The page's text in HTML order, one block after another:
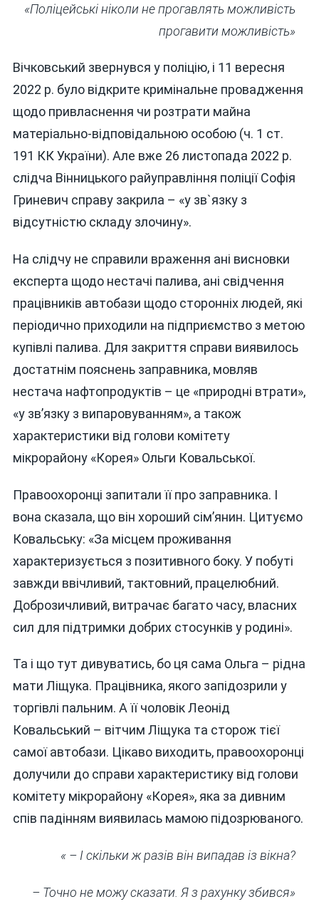
«Поліцейські ніколи не прогавлять можливість
прогавити можливість»
Вічковський звернувся у поліцію, і 11 вересня
2022 р. було відкрите кримінальне провадження
щодо привласнення чи розтрати майна
матеріально-відповідальною особою (ч. 1 ст.
191 КК України). Але вже 26 листопада 2022 р.
слідча Вінницького райуправління поліції Софія
Гриневич справу закрила – «у зв`язку з
відсутністю складу злочину».
На слідчу не справили враження ані висновки
експерта щодо нестачі палива, ані свідчення
працівників автобази щодо сторонніх людей, які
періодично приходили на підприємство з метою
купівлі палива. Для закриття справи виявилось
достатнім пояснень заправника, мовляв
нестача нафтопродуктів – це «природні втрати»,
«у зв’язку з випаровуванням», а також
характеристики від голови комітету
мікрорайону «Корея» Ольги Ковальської.
Правоохоронці запитали її про заправника. І
вона сказала, що він хороший сім’янин. Цитуємо
Ковальську: «За місцем проживання
характеризується з позитивного боку. У побуті
завжди ввічливий, тактовний, працелюбний.
Доброзичливий, витрачає багато часу, власних
сил для підтримки добрих стосунків у родині».
Та і що тут дивуватись, бо ця сама Ольга – рідна
мати Ліщука. Працівника, якого запідозрили у
торгівлі пальним. А її чоловік Леонід
Ковальський – вітчим Ліщука та сторож тієї
самої автобази. Цікаво виходить, правоохоронці
долучили до справи характеристику від голови
комітету мікрорайону «Корея», яка за дивним
спів падінням виявилась мамою підозрюваного.
« – І скільки ж разів він випадав із вікна?
– Точно не можу сказати. Я з рахунку збився»